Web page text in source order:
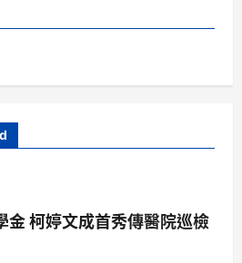
金 柯婷文成首秀傳醫院巡檢